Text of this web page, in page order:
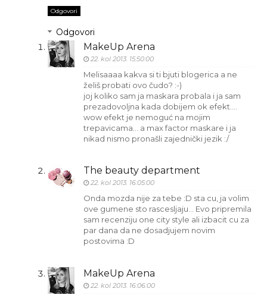
Odgovori
Odgovori
MakeUp Arena
22. kol 2013. 15:50:00
Melisaaaa kakva si ti bjuti blogerica a ne
želiš probati ovo čudo? :-)
joj koliko sam ja maskara probala i ja sam
prezadovoljna kada dobijem ok efekt....
wow efekt je nemoguć na mojim
trepavicama... a max factor maskare i ja
nikad nismo pronašli zajednički jezik :/
The beauty department
22. kol 2013. 16:05:00
Onda mozda nije za tebe :D sta cu, ja volim
ove gumene sto rascesljaju... Evo pripremila
sam recenziju one city style ali izbacit cu za
par dana da ne dosadjujem novim
postovima :D
MakeUp Arena
22. kol 2013. 16:06:00